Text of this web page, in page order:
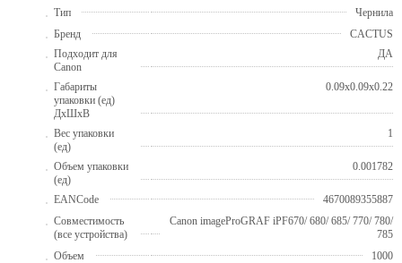
Тип
Чернила
Бренд
CACTUS
Подходит для
Canon
ДА
Габариты
упаковки (ед)
ДхШхВ
0.09x0.09x0.22
Вес упаковки
(ед)
1
Объем упаковки
(ед)
0.001782
EANCode
4670089355887
Совместимость
(все устройства)
Canon imageProGRAF iPF670/ 680/ 685/ 770/ 780/
785
Объем
1000